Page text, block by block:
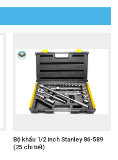
Bộ khẩu 1/2 inch Stanley 86-589
(25 chi tiết)